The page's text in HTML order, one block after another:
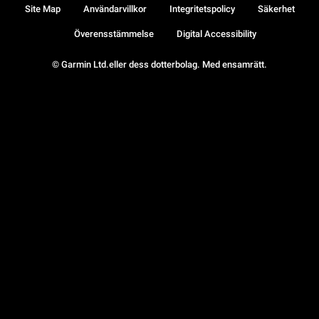
© Garmin Ltd.eller dess dotterbolag. Med ensamrätt.
Site Map Användarvillkor Integritetspolicy Säkerhet
Överensstämmelse Digital Accessibility